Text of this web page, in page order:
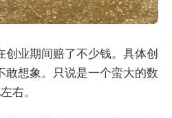
创业期间赔了不少钱。具体创
敢想象。只说是一个蛮大的数
右。